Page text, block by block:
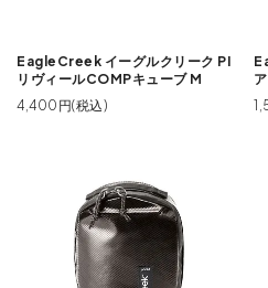
EagleCreek イーグルクリーク PI
リヴィールCOMPキューブ M
4,400円(税込)